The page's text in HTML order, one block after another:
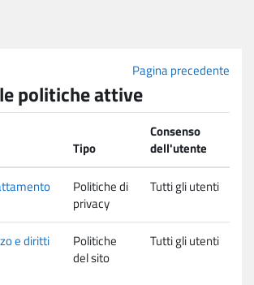
Pagina precedente
politiche attive
Tipo
Consenso
dell'utente
Politiche di
privacy
Tutti gli utenti
e diritti
Politiche
del sito
Tutti gli utenti